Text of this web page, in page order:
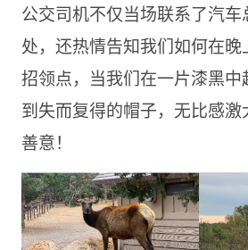
公交司机不仅当场联系了汽
处，还热情告知我们如何在
招领点，当我们在一片漆黑
到失而复得的帽子，无比感
善意！